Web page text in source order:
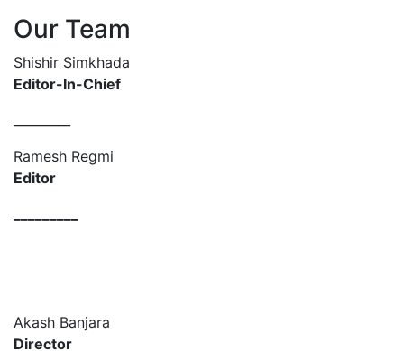
Our Team
Shishir Simkhada
Editor-In-Chief
Ramesh Regmi
Editor
Akash Banjara
Director